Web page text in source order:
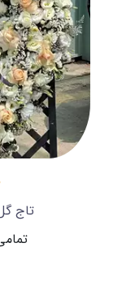
تاج